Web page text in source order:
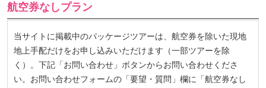
航空券なしプラン
当サイトに掲載中のパッケージツアーは、航空券を除いた現地
地上手配だけをお申し込みいただけます（一部ツアーを除
く）。下記「お問い合わせ」ボタンからお問い合わせくださ
い。お問い合わせフォームの「要望・質問」欄に「航空券なし